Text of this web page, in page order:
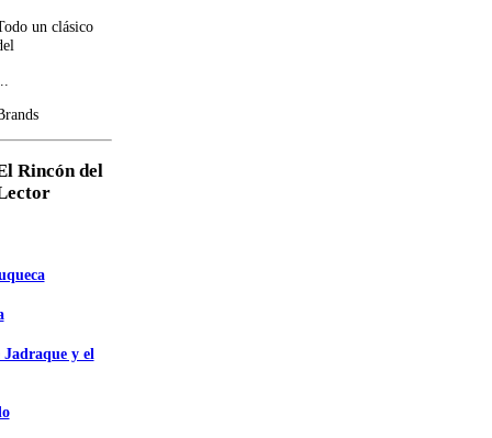
un clásico
Rincón del
y el